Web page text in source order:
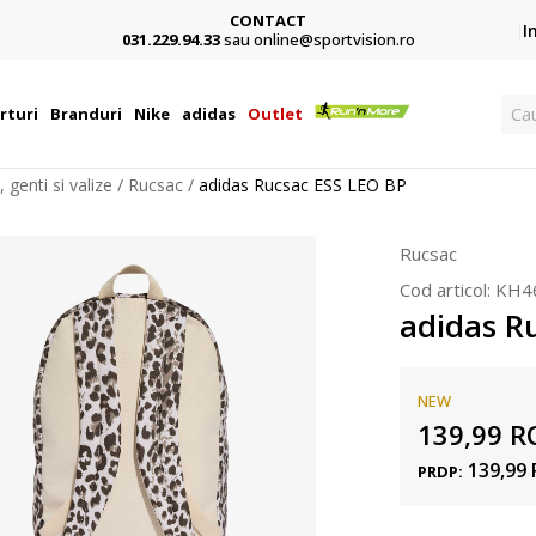
CONTACT
031.229.94.33sau online@sportvision.ro
Branduri Nike adidas Outlet
genti si valize Rucsac adidas Rucsac ESS LEO BP
Rucsac
Cod articol:
adidas
NEW
139,99
PRDP: 139,99